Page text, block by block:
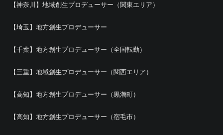
【神奈川】地域創生プロデューサー（関東エリア）
【埼玉】地方創生プロデューサー
【千葉】地方創生プロデューサー（全国転勤）
【三重】地域創生プロデューサー（関西エリア）
【高知】地方創生プロデューサー（黒潮町）
【高知】地方創生プロデューサー（宿毛市）